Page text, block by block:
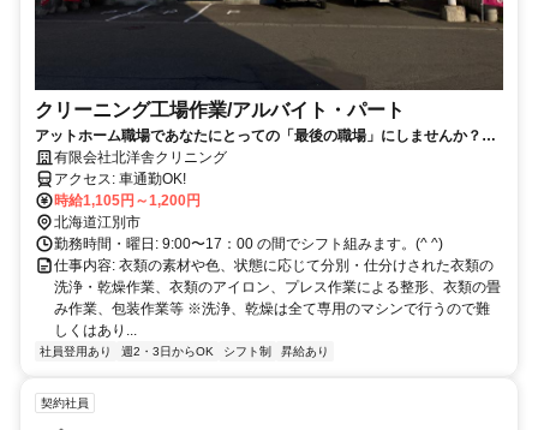
クリーニング工場作業/アルバイト・パート
アットホーム職場であなたにとっての「最後の職場」にしませんか？
(^_^)有限会社北洋舎クリニング
アクセス: 車通勤OK!
時給1,105円～1,200円
北海道江別市
勤務時間・曜日: 9:00〜17：00 の間でシフト組みます。(^ ^)
仕事内容: 衣類の素材や色、状態に応じて分別・仕分けされた衣類の
洗浄・乾燥作業、衣類のアイロン、プレス作業による整形、衣類の畳
み作業、包装作業等 ※洗浄、乾燥は全て専用のマシンで行うので難
しくはあり...
社員登用あり 週2・3日からOK シフト制 昇給あり
契約社員